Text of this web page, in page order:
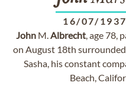
16/07/1937
John M.Albrecht, age 78,
on August 18th
Sasha, his constant
Beach,